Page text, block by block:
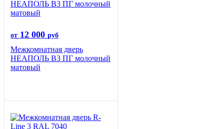
от 12 000 руб
Межкомнатная дверь
НЕАПОЛЬ В3 ПГ молочный
матовый